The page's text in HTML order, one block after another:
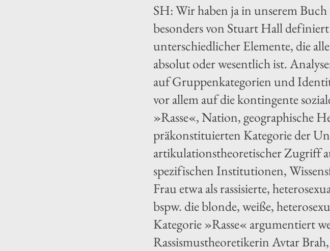
SH: Wir haben ja in unserem
besonders von Stuart Hall
unterschiedlicher Elemente, die
absolut oder wesentlich ist.
auf Gruppenkategorien und
vor allem auf die kontingente
»Rasse«, Nation, geographische
präkonstituierten Kategorie der
artikulationstheoretischer Zugriff
spezifischen Institutionen,
Frau etwa als rassisierte,
bspw. die blonde, weiße,
Kategorie »Rasse« argumentiert
Rassismustheoretikerin Avtar